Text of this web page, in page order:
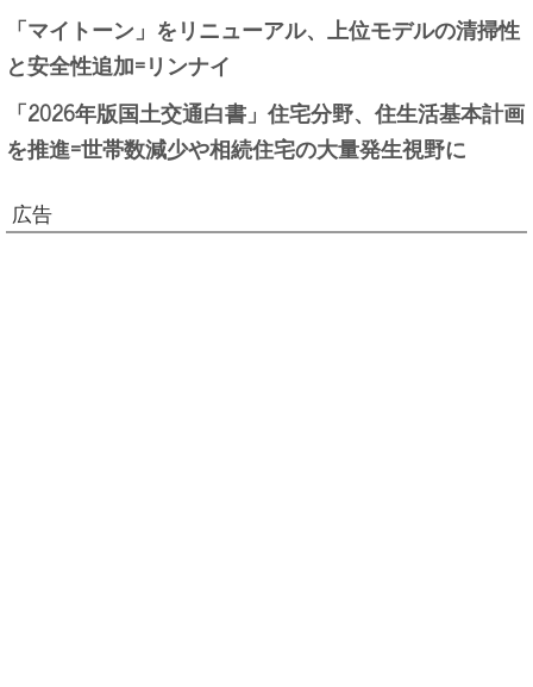
「マイトーン」をリニューアル、上位モデルの清掃性
と安全性追加=リンナイ
「2026年版国土交通白書」住宅分野、住生活基本計画
を推進=世帯数減少や相続住宅の大量発生視野に
広告